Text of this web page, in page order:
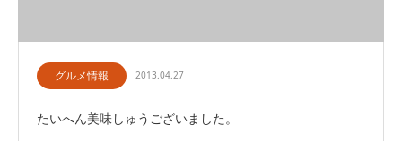
グルメ情報 2013.04.27
たいへん美味しゅうございました。